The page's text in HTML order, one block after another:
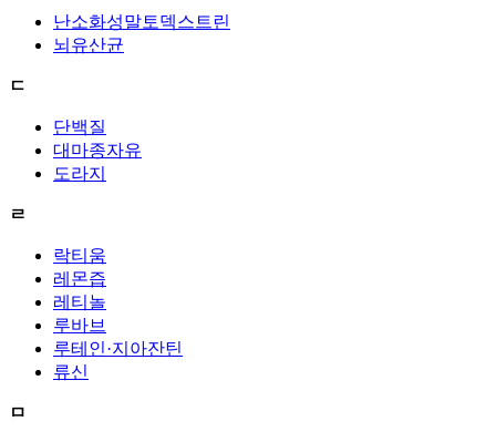
난소화성말토덱스트린
뇌유산균
ㄷ
단백질
대마종자유
도라지
ㄹ
락티움
레몬즙
레티놀
루바브
루테인·지아잔틴
류신
ㅁ